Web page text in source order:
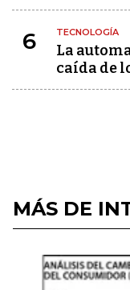
6 TECNOLOGÍA
La
caída de
MÁS DE